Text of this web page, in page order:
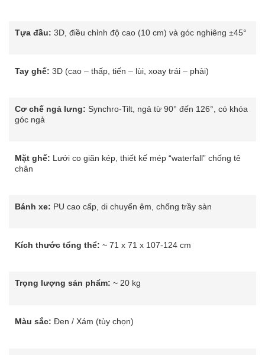
Tựa đầu: 3D, điều chỉnh độ cao (10 cm) và góc nghiêng ±45°
Tay ghế: 3D (cao – thấp, tiến – lùi, xoay trái – phải)
Cơ chế ngả lưng: Synchro-Tilt, ngả từ 90° đến 126°, có khóa
góc ngả
Mặt ghế: Lưới co giãn kép, thiết kế mép “waterfall” chống tê
chân
Bánh xe: PU cao cấp, di chuyển êm, chống trầy sàn
Kích thước tổng thể: ~ 71 x 71 x 107-124 cm
Trọng lượng sản phẩm: ~ 20 kg
Màu sắc: Đen / Xám (tùy chọn)